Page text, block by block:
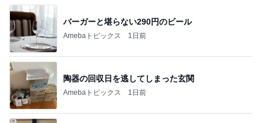
バーガーと堪らない290円のビール
Amebaトピックス 1日前
陶器の回収日を逃してしまった玄関
Amebaトピックス 1日前